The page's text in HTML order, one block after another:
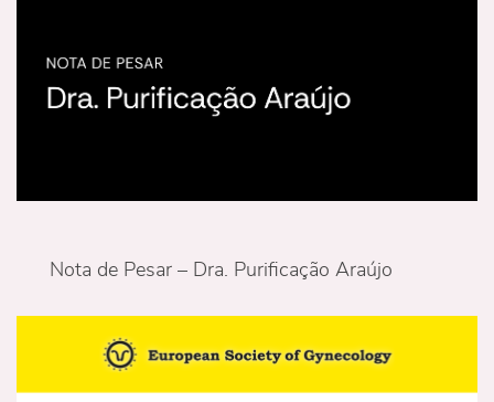
Nota de Pesar – Dra. Purificação Araújo